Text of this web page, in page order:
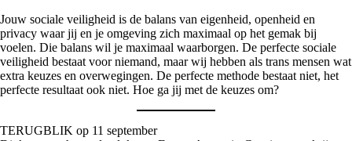
Jouw sociale veiligheid is de balans van eigenheid, openheid en
privacy waar jij en je omgeving zich maximaal op het gemak bij
voelen. Die balans wil je maximaal waarborgen. De perfecte sociale
veiligheid bestaat voor niemand, maar wij hebben als trans mensen wat
extra keuzes en overwegingen. De perfecte methode bestaat niet, het
perfecte resultaat ook niet. Hoe ga jij met de keuzes om?
TERUGBLIK op 11 september